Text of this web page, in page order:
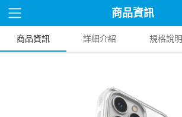
商品資訊
商品資訊 詳細介紹 規格說明